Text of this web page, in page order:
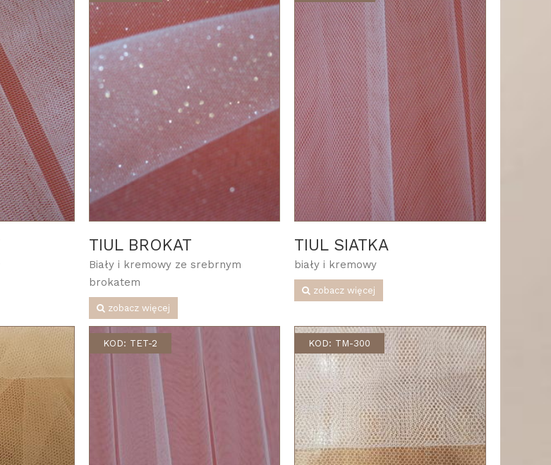
TIUL BROKAT
Biały i kremowy ze srebrnym
brokatem
zobacz więcej
TIUL SIATKA
biały i kremowy
zobacz więcej
KOD: TET-2 KOD: TM-300